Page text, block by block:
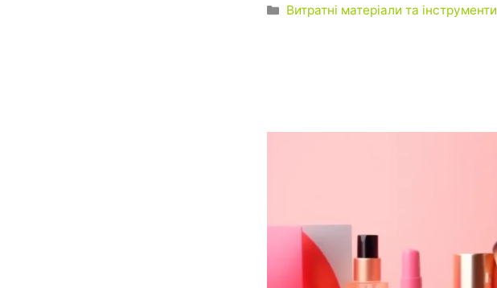
Категорії
Витратні матеріали та інструменти